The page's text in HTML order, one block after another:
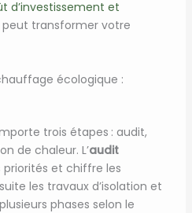
d’investissement et
peut transformer votre
écologique :
trois étapes : audit,
de chaleur. L’audit
et chiffre les
les travaux d’isolation et
phases selon le